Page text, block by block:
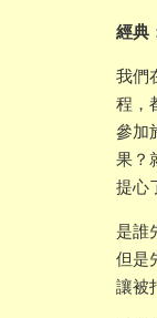
經典
我們
程，
參加
果？
提心
是誰
但是
讓被